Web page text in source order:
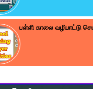
பள்ளி காலை வழிபாட்டு